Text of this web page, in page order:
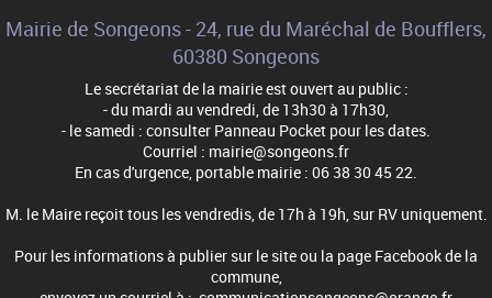
Mairie de Songeons - 24, rue du Maréchal de Boufflers,
60380 Songeons
Le secrétariat de la mairie est ouvert au public :
- du mardi au vendredi, de 13h30 à 17h30,
- le samedi : consulter Panneau Pocket pour les dates.
Courriel : mairie@songeons.fr
En cas d'urgence, portable mairie : 06 38 30 45 22.
M. le Maire reçoit tous les vendredis, de 17h à 19h, sur RV uniquement.
Pour les informations à publier sur le site ou la page Facebook de la
commune,